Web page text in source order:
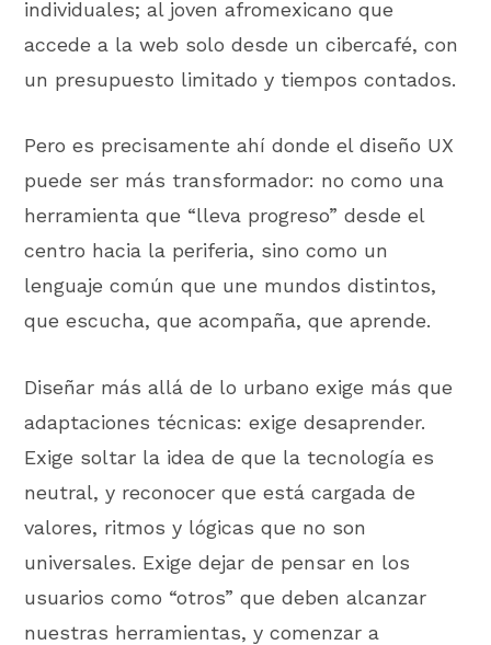
individuales; al joven afromexicano que
accede a la web solo desde un cibercafé, con
un presupuesto limitado y tiempos contados.
Pero es precisamente ahí donde el diseño UX
puede ser más transformador: no como una
herramienta que “lleva progreso” desde el
centro hacia la periferia, sino como un
lenguaje común que une mundos distintos,
que escucha, que acompaña, que aprende.
Diseñar más allá de lo urbano exige más que
adaptaciones técnicas: exige desaprender.
Exige soltar la idea de que la tecnología es
neutral, y reconocer que está cargada de
valores, ritmos y lógicas que no son
universales. Exige dejar de pensar en los
usuarios como “otros” que deben alcanzar
nuestras herramientas, y comenzar a